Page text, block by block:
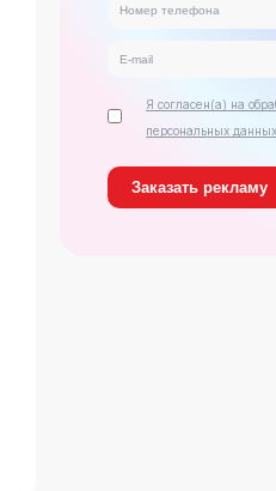
Я согласен(а) на
персональных данных